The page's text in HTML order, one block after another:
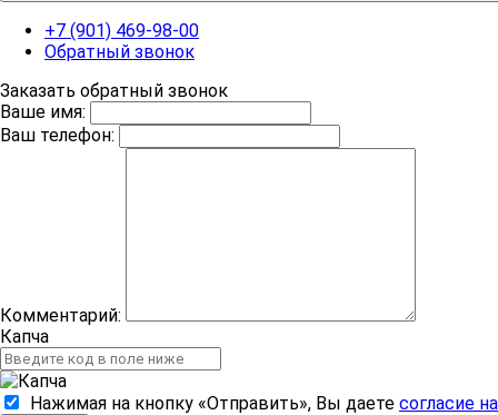
+7 (901) 469-98-00
Обратный звонок
Заказать обратный звонок
Ваше имя:
Ваш телефон:
Комментарий:
Капча
Нажимая на кнопку «Отправить», Вы даете согласие